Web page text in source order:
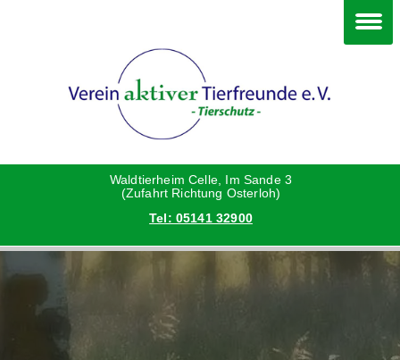
Waldtierheim Celle, Im Sande 3
(Zufahrt Richtung Osterloh)
Tel: 05141 32900
Katzen
Vermittlungshilfe privat
Danke an die Helfer
Vorstand
Satzung